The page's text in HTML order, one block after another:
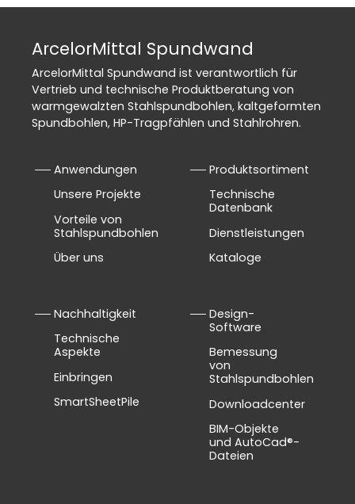
ArcelorMittal Spundwand
ArcelorMittal Spundwand ist verantwortlich für
Vertrieb und technische Produktberatung von
warmgewalzten Stahlspundbohlen, kaltgeformten
Spundbohlen, HP-Tragpfählen und Stahlrohren.
Anwendungen
Unsere Projekte
Vorteile von
Stahlspundbohlen
Über uns
Produktsortiment
Technische
Datenbank
Dienstleistungen
Kataloge
Nachhaltigkeit
Technische
Aspekte
Einbringen
SmartSheetPile
Design-
Software
Bemessung
von
Stahlspundbohlen
Downloadcenter
BIM-Objekte
und AutoCad®-
Dateien